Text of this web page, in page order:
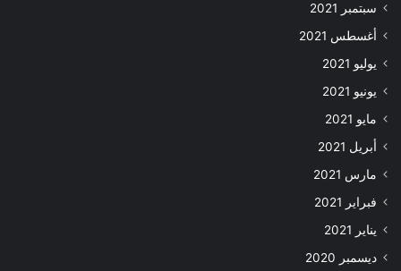
سبتمبر 2021
أغسطس 2021
يوليو 2021
يونيو 2021
مايو 2021
أبريل 2021
مارس 2021
فبراير 2021
يناير 2021
ديسمبر 2020